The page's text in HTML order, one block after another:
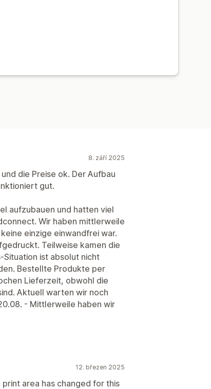
8. září 2025
die Preise ok. Der Aufbau
gut.
aufzubauen und hatten viel
Wir haben mittlerweile
einzige einwandfrei war.
Teilweise kamen die
ist absolut nicht
Bestellte Produkte per
Lieferzeit, obwohl die
Aktuell warten wir noch
- Mittlerweile haben wir
12. březen 2025
area has changed for this